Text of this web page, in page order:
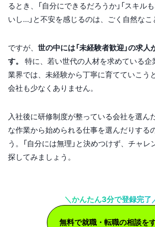
るとき、「自分にできるだろうか」「スキル
いし…」と不安を感じるのは、ごく自然なこ
ですが、 世の中には「未経験者歓迎」の求
す。
特に、若い世代の人材を求めている企
業界では、未経験から丁寧に育てていこう
会社も少なくありません。
入社後に研修制度が整っている会社を選ん
な作業から始められる仕事を選んだりする
う。「自分には無理」と決めつけず、チャ
探してみましょう。
＼かんたん3分で登録完了
無料で就職・転職の相談を